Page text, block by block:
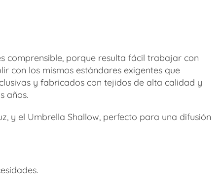
comprensible, porque resulta fácil trabajar con
con los mismos estándares exigentes que
y fabricados con tejidos de alta calidad y
años.
y el Umbrella Shallow, perfecto para una difusión